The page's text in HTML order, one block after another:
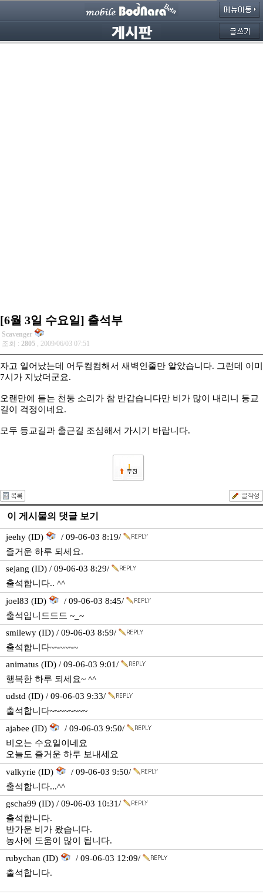
[6월 3일 수요일] 출석부
Scavenger
조회 : 2805 , 2009/06/03 07:51
자고 일어났는데 어두컴컴해서 새벽인줄만 알았습니다. 그런데 이미
7시가 지났더군요.
오랜만에 듣는 천둥 소리가 참 반갑습니다만 비가 많이 내리니 등교
길이 걱정이네요.
모두 등교길과 출근길 조심해서 가시기 바랍니다.
1
이 게시물의 댓글 보기
jeehy (ID)
/ 09-06-03 8:19/
즐거운 하루 되세요.
sejang (ID) / 09-06-03 8:29/
출석합니다.. ^^
joel83 (ID)
/ 09-06-03 8:45/
출석입니드드드 ~_~
smilewy (ID) / 09-06-03 8:59/
출석합니다~~~~~~
animatus (ID) / 09-06-03 9:01/
행복한 하루 되세요~ ^^
udstd (ID) / 09-06-03 9:33/
출석합니다~~~~~~~~
ajabee (ID)
/ 09-06-03 9:50/
비오는 수요일이네요
오늘도 즐거운 하루 보내세요
valkyrie (ID)
/ 09-06-03 9:50/
출석합니다...^^
gscha99 (ID) / 09-06-03 10:31/
출석합니다.
반가운 비가 왔습니다.
농사에 도움이 많이 됩니다.
rubychan (ID)
/ 09-06-03 12:09/
출석합니다.